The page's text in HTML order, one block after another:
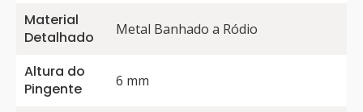
Material
Detalhado
Metal Banhado a Ródio
Altura do
Pingente
6 mm